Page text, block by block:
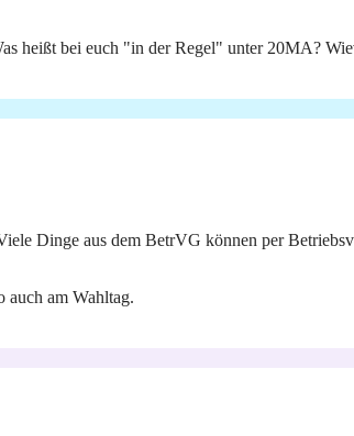
heißt bei euch "in der Regel" unter 20MA?
Dinge aus dem BetrVG können per
auch am Wahltag.